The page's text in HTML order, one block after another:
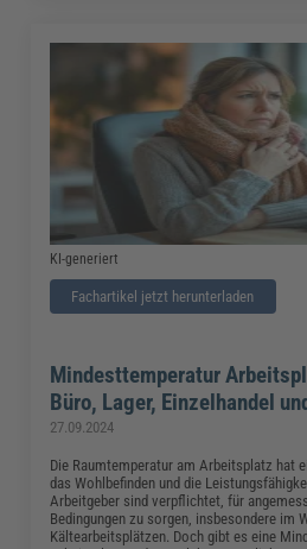
KI-generiert
Fachartikel jetzt herunterladen
Mindesttemperatur
Büro, Lager, Einzelhandel
27.09.2024
Die Raumtemperatur am Arbeitsplatz hat
das Wohlbefinden und die
Arbeitgeber sind verpflichtet, für
Bedingungen zu sorgen, insbesondere im
Kältearbeitsplätzen. Doch gibt es eine